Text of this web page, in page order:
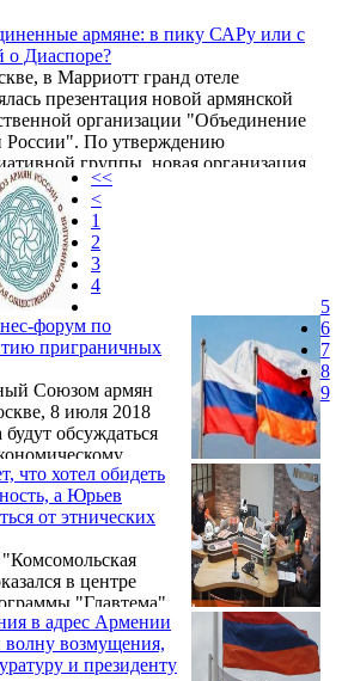
армяне: в пику САРу или с
о Диаспоре?
в Марриотт гранд отеле
презентация новой армянской
организации "Объединение
России". По утверждению
группы, новая организация
нишу, которую другие армянские
организации России еще не
Учитывая то обстоятельство, что
лет существует и стал фактором
политической жизни России
армян России, появление новой
имеющей ярко выраженный
уклон, можно расценивать как
со ...
форум по
приграничных
Союзом армян
8 июля 2018
обсуждаться
приграничных
что хотел обидеть
а Юрьев
от этнических
в центре
"Главтема"
Юрьев
выпусков
и 3 мая) ситуации в
в адрес Армении
возмущения,
и президенту
<<
<
1
2
3
4
5
6
7
8
9